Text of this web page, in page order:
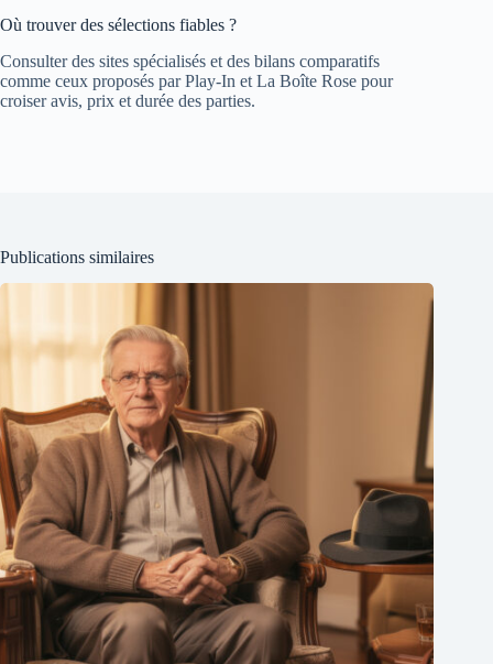
Où trouver des sélections fiables ?
Consulter des sites spécialisés et des bilans comparatifs
comme ceux proposés par Play-In et La Boîte Rose pour
croiser avis, prix et durée des parties.
Publications similaires